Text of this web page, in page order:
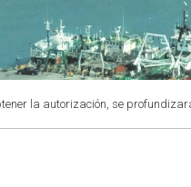
la autorización, se